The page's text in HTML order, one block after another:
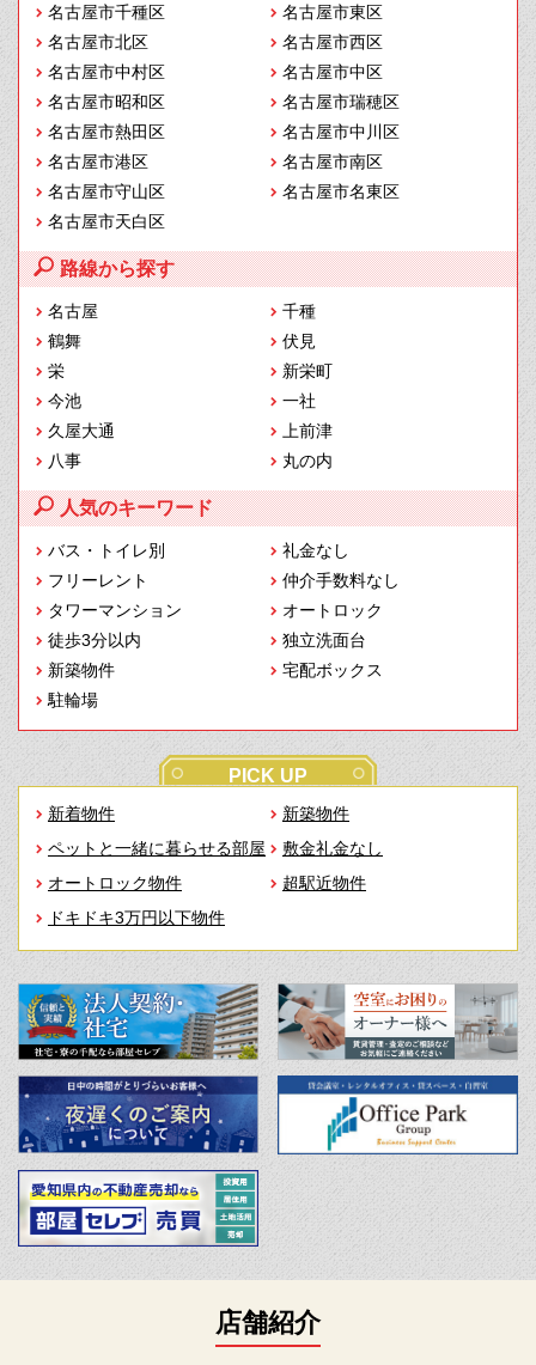
名古屋市千種区
名古屋市東区
名古屋市北区
名古屋市西区
名古屋市中村区
名古屋市中区
名古屋市昭和区
名古屋市瑞穂区
名古屋市熱田区
名古屋市中川区
名古屋市港区
名古屋市南区
名古屋市守山区
名古屋市名東区
名古屋市天白区
路線から探す
名古屋
千種
鶴舞
伏見
栄
新栄町
今池
一社
久屋大通
上前津
八事
丸の内
人気のキーワード
バス・トイレ別
礼金なし
フリーレント
仲介手数料なし
タワーマンション
オートロック
徒歩3分以内
独立洗面台
新築物件
宅配ボックス
駐輪場
PICK UP
新着物件
新築物件
ペットと一緒に暮らせる部屋
敷金礼金なし
オートロック物件
超駅近物件
ドキドキ3万円以下物件
店舗紹介